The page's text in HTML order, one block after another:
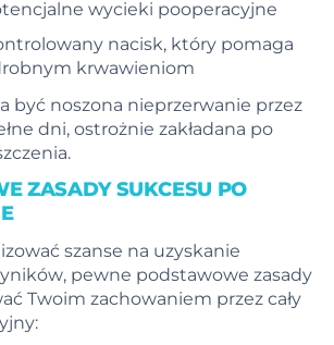
wycieki pooperacyjne
nacisk, który pomaga
krwawieniom
być noszona nieprzerwanie przez
dni, ostrożnie zakładana po
ZASADY SUKCESU PO
szanse na uzyskanie
pewne podstawowe zasady
Twoim zachowaniem przez cały